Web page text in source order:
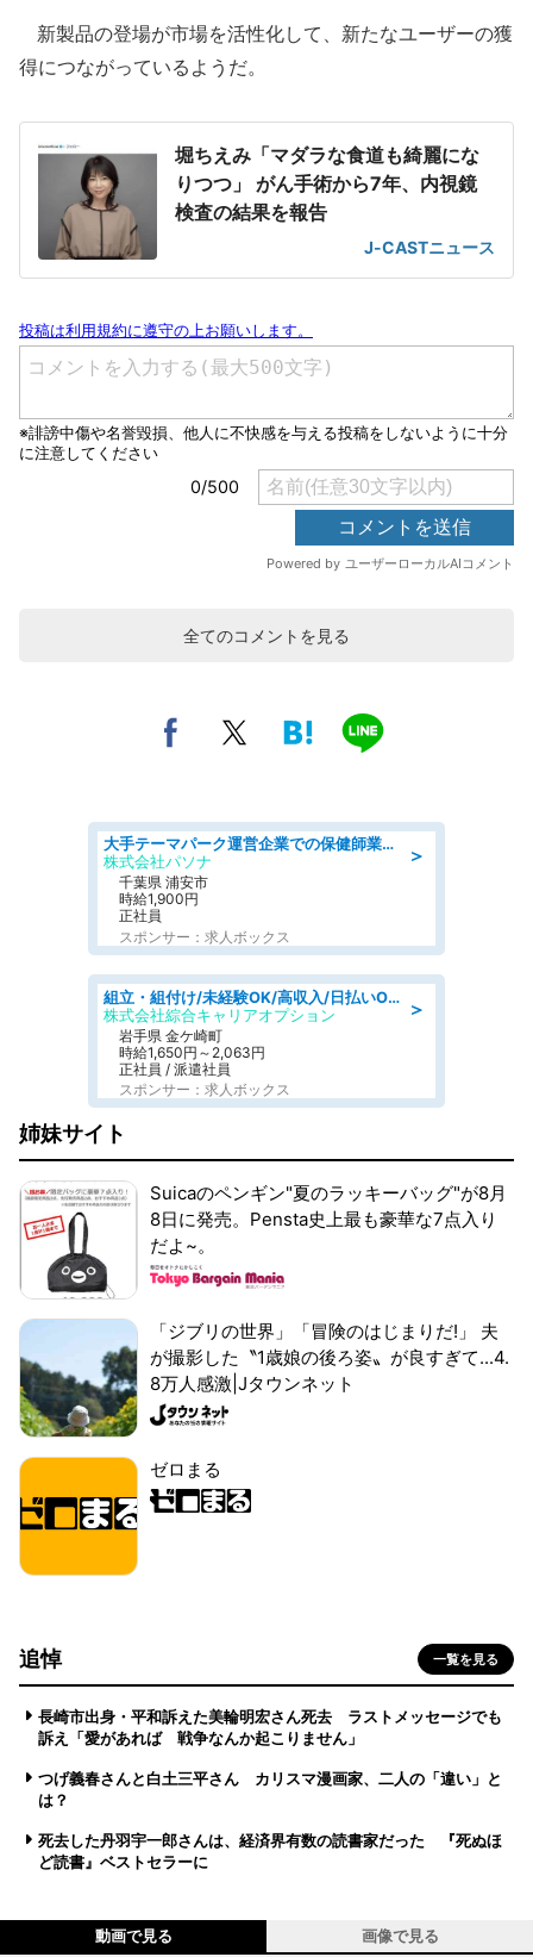
新製品の登場が市場を活性化して、新たなユーザーの獲
得につながっているようだ。
堀ちえみ「マダラな食道も綺麗にな
りつつ」 がん手術から7年、内視鏡
検査の結果を報告
J-CASTニュース
全てのコメントを見る
＞
大手テーマパーク運営企業での保健師業務/シフト/要資格:保健師
株式会社パソナ
千葉県 浦安市
時給1,900円
正社員
スポンサー：求人ボックス
＞
組立・組付け/未経験OK/高収入/日払いOK/交替制/20・30・40代活躍中
株式会社綜合キャリアオプション
岩手県 金ケ崎町
時給1,650円～2,063円
正社員 / 派遣社員
スポンサー：求人ボックス
姉妹サイト
Suicaのペンギン"夏のラッキーバッグ"が8月
8日に発売。Pensta史上最も豪華な7点入り
だよ~。
「ジブリの世界」「冒険のはじまりだ!」 夫
が撮影した〝1歳娘の後ろ姿〟が良すぎて...4.
8万人感激|Jタウンネット
ゼロまる
追悼 一覧を見る
長崎市出身・平和訴えた美輪明宏さん死去 ラストメッセージでも
訴え「愛があれば 戦争なんか起こりません」
つげ義春さんと白土三平さん カリスマ漫画家、二人の「違い」と
は？
死去した丹羽宇一郎さんは、経済界有数の読書家だった 『死ぬほ
ど読書』ベストセラーに
動画で見る 画像で見る